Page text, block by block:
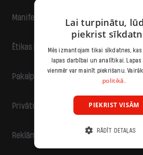
Manifests
Ētikas kodekss
Pakalpojumu sniegšanas noteikumi
Privātuma politika
Reklāma
Lai turpinātu,
piekrist
Mēs izmantojam tikai sīkdatnes, kas
lapas darbībai un analītikai.
vienmēr var mainīt piekrišanu.
politikā.
PIEKRIST VISĀM
RĀDĪT DETAĻAS